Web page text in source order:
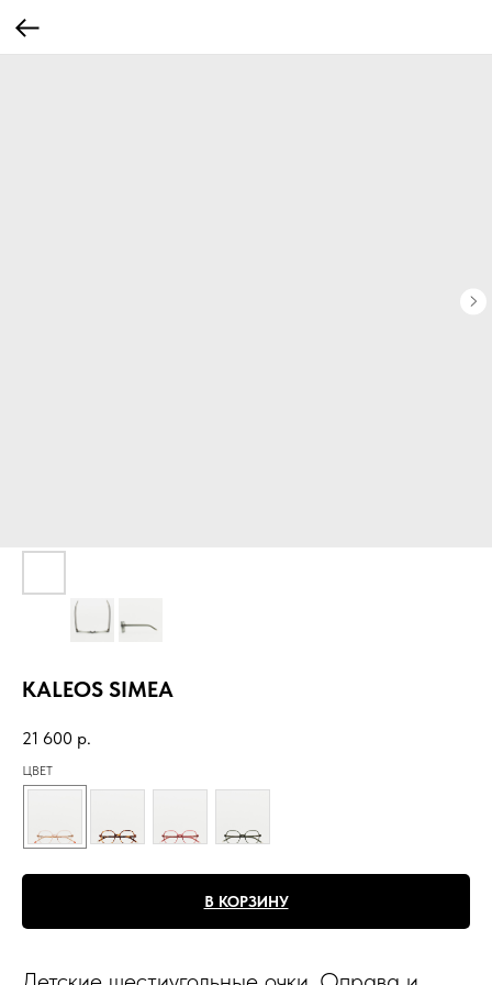
KALEOS SIMEA
21 600 р.
ЦВЕТ
В КОРЗИНУ